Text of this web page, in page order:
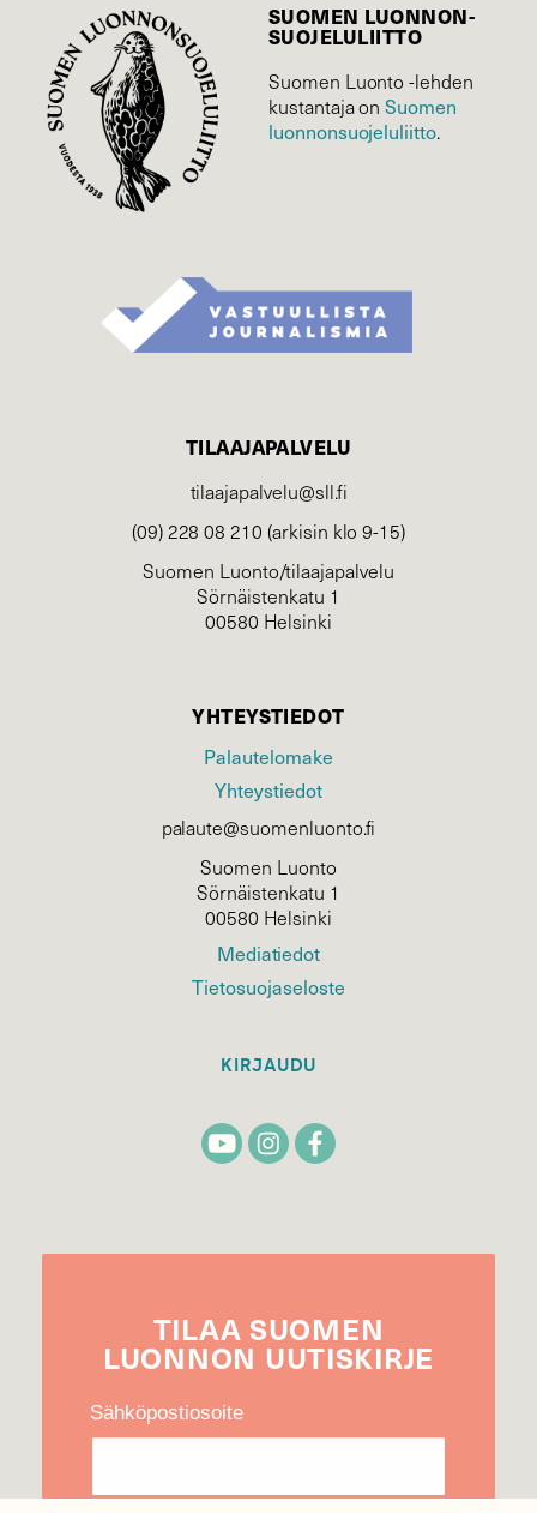
SUOMEN LUONNON­
SUOJELU­LIITTO
Suomen Luonto -lehden
kustantaja onSuomen
luonnonsuojelu­liitto.
TILAAJAPALVELU
tilaajapalvelu@sll.fi
(09) 228 08 210 (arkisin klo 9-15)
Suomen Luonto/tilaajapalvelu
Sörnäistenkatu 1
00580 Helsinki
YHTEYSTIEDOT
Palautelomake
Yhteystiedot
palaute@suomenluonto.fi
Suomen Luonto
Sörnäistenkatu 1
00580 Helsinki
Mediatiedot
Tietosuojaseloste
KIRJAUDU
TILAA SUOMEN
LUONNON UUTIS­KIRJE
Sähköpostiosoite